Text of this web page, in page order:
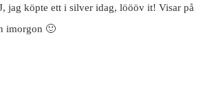
jag köpte ett i silver idag, löööv it! Visar på
imorgon 🙂